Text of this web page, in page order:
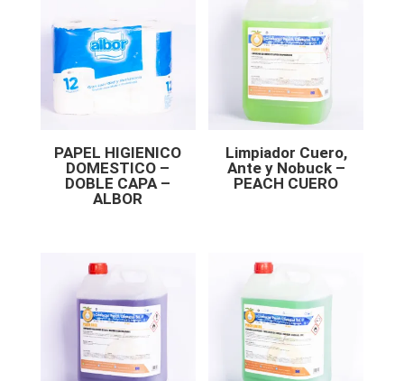
PAPEL HIGIENICO
DOMESTICO –
DOBLE CAPA –
ALBOR
Limpiador Cuero,
Ante y Nobuck –
PEACH CUERO